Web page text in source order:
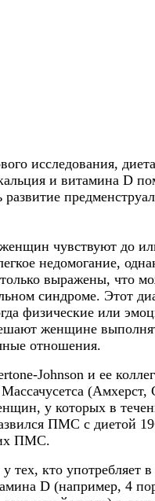
исследования,
и витамина D
развитие
чувствуют до
недомогание,
выражены, что
синдроме. Этот
физические или
женщине
отношения.
Johnson и ее
Массачусетса
у которых в
ПМС с диетой
ПМС.
у тех, кто употребляет
D (например, 4